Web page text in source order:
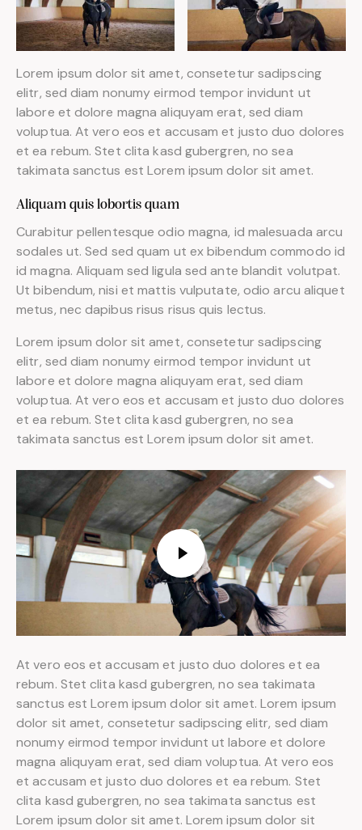
Lorem ipsum dolor sit amet, consetetur sadipscing
elitr, sed diam nonumy eirmod tempor invidunt ut
labore et dolore magna aliquyam erat, sed diam
voluptua. At vero eos et accusam et justo duo dolores
et ea rebum. Stet clita kasd gubergren, no sea
takimata sanctus est Lorem ipsum dolor sit amet.
Aliquam quis lobortis quam
Curabitur pellentesque odio magna, id malesuada arcu
sodales ut. Sed sed quam ut ex bibendum commodo id
id magna. Aliquam sed ligula sed ante blandit volutpat.
Ut bibendum, nisi et mattis vulputate, odio arcu aliquet
metus, nec dapibus risus risus quis lectus.
Lorem ipsum dolor sit amet, consetetur sadipscing
elitr, sed diam nonumy eirmod tempor invidunt ut
labore et dolore magna aliquyam erat, sed diam
voluptua. At vero eos et accusam et justo duo dolores
et ea rebum. Stet clita kasd gubergren, no sea
takimata sanctus est Lorem ipsum dolor sit amet.
At vero eos et accusam et justo duo dolores et ea
rebum. Stet clita kasd gubergren, no sea takimata
sanctus est Lorem ipsum dolor sit amet. Lorem ipsum
dolor sit amet, consetetur sadipscing elitr, sed diam
nonumy eirmod tempor invidunt ut labore et dolore
magna aliquyam erat, sed diam voluptua. At vero eos
et accusam et justo duo dolores et ea rebum. Stet
clita kasd gubergren, no sea takimata sanctus est
Lorem ipsum dolor sit amet. Lorem ipsum dolor sit